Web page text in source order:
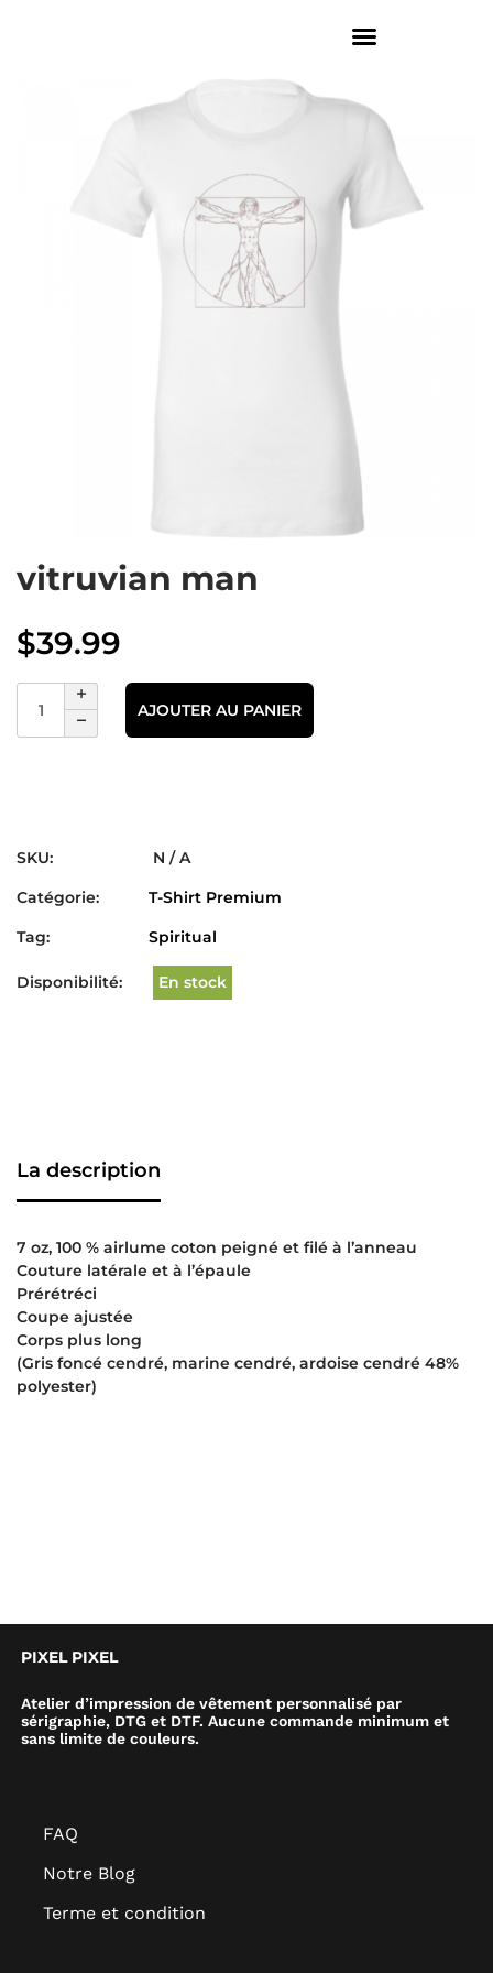
vitruvian man
$39.99
AJOUTER AU PANIER
SKU:
N / A
Catégorie:
T-Shirt Premium
Tag:
Spiritual
Disponibilité: En stock
La description
7 oz, 100 % airlume coton peigné et filé à l’anneau
Couture latérale et à l’épaule
Prérétréci
Coupe ajustée
Corps plus long
(Gris foncé cendré, marine cendré, ardoise cendré 48%
polyester)
PIXEL PIXEL
Atelier d’impression de vêtement personnalisé par
sérigraphie, DTG et DTF. Aucune commande minimum et
sans limite de couleurs.
FAQ
Notre Blog
Terme et condition